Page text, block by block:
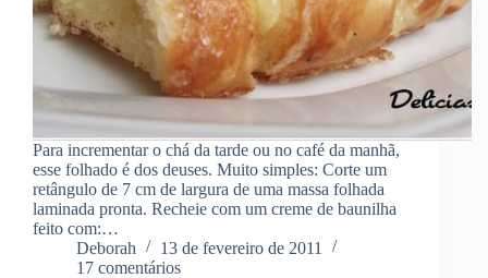
Para incrementar o chá da tarde ou no café da manhã,
esse folhado é dos deuses. Muito simples: Corte um
retângulo de 7 cm de largura de uma massa folhada
laminada pronta. Recheie com um creme de baunilha
feito com:…
Deborah
13 de fevereiro de 2011
17 comentários